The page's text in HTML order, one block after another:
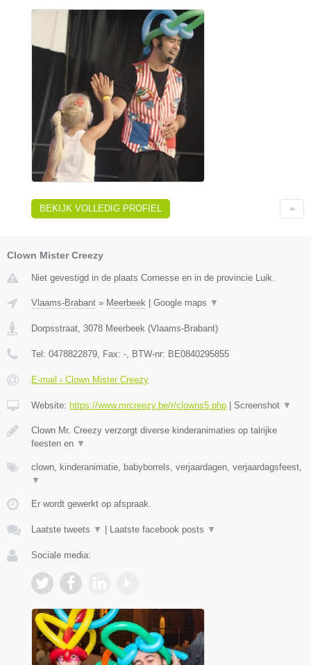
BEKIJK VOLLEDIG PROFIEL
Clown Mister Creezy
Niet gevestigd in de plaats Cornesse en in de provincie Luik.
Vlaams-Brabant » Meerbeek Google maps ▼
Dorpsstraat, 3078 Meerbeek (Vlaams-Brabant)
Tel: 0478822879, Fax: -, BTW-nr: BE0840295855
E-mail › Clown Mister Creezy
Website: https://www.mrcreezy.be/r/clowns5.php Screenshot ▼
Clown Mr. Creezy verzorgt diverse kinderanimaties op talrijke
feesten en ▼
clown, kinderanimatie, babyborrels, verjaardagen, verjaardagsfeest,
▼
Er wordt gewerkt op afspraak.
Laatste tweets ▼ Laatste facebook posts ▼
Sociale media: